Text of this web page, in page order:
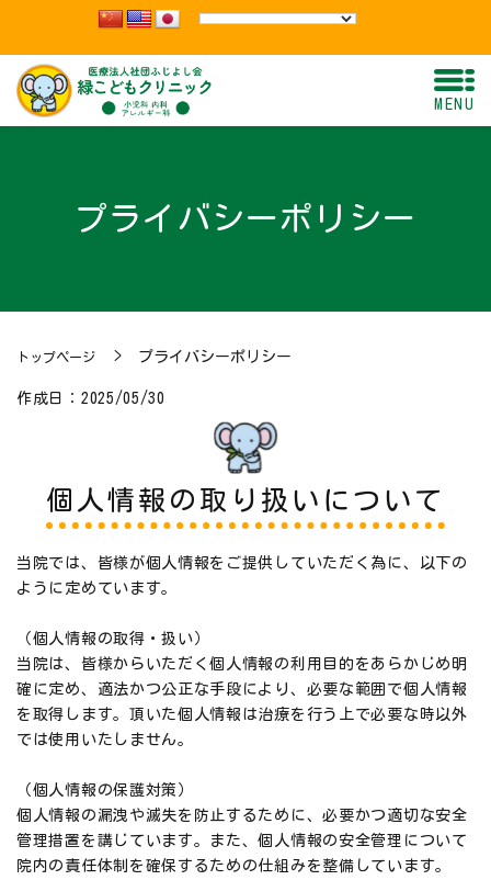
MENU
プライバシーポリシー
トップページ プライバシーポリシー
作成日：2025/05/30
個人情報の取り扱いについて
当院では、皆様が個人情報をご提供していただく為に、以下の
ように定めています。
（個人情報の取得・扱い）
当院は、皆様からいただく個人情報の利用目的をあらかじめ明
確に定め、適法かつ公正な手段により、必要な範囲で個人情報
を取得します。頂いた個人情報は治療を行う上で必要な時以外
では使用いたしません。
（個人情報の保護対策）
個人情報の漏洩や滅失を防止するために、必要かつ適切な安全
管理措置を講じています。また、個人情報の安全管理について
院内の責任体制を確保するための仕組みを整備しています。